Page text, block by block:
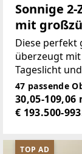
Sonnige
mit
Top-
Diese perfekt
überzeugt
Tageslicht
Ausrichtung
47 passende
30,05-109,06
€ 193.500-
TOP AD